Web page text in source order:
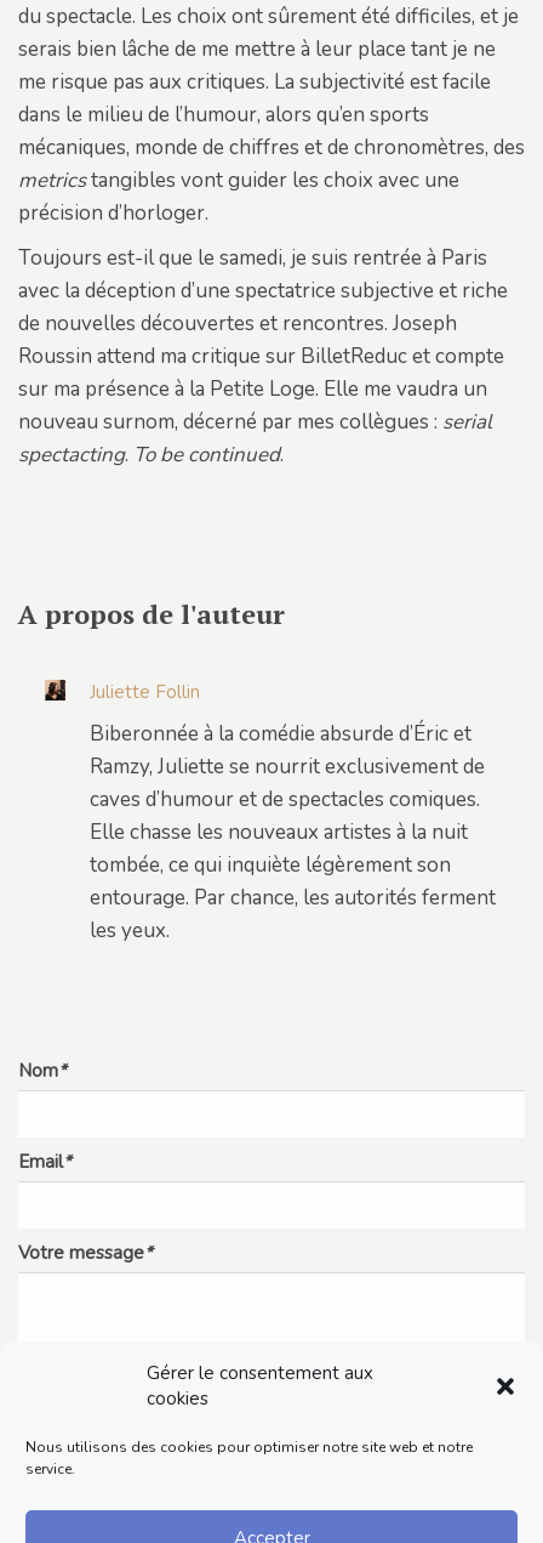
Gérer le consentement aux
cookies
Nous utilisons des cookies pour optimiser notre site web et notre
service.
Accepter
du spectacle. Les choix ont sûrement été difficiles, et je
serais bien lâche de me mettre à leur place tant je ne
me risque pas aux critiques. La subjectivité est facile
dans le milieu de l’humour, alors qu’en sports
mécaniques, monde de chiffres et de chronomètres, des
metricstangibles vont guider les choix avec une
précision d’horloger.
Toujours est-il que le samedi, je suis rentrée à Paris
avec la déception d’une spectatrice subjective et riche
de nouvelles découvertes et rencontres. Joseph
Roussin attend ma critique sur BilletReduc et compte
sur ma présence à la Petite Loge. Elle me vaudra un
nouveau surnom, décerné par mes collègues : serial
spectacting. To be continued.
A propos de l'auteur
Juliette Follin
Biberonnée à la comédie absurde d’Éric et
Ramzy, Juliette se nourrit exclusivement de
caves d’humour et de spectacles comiques.
Elle chasse les nouveaux artistes à la nuit
tombée, ce qui inquiète légèrement son
entourage. Par chance, les autorités ferment
les yeux.
Nom*
Email*
Votre message*